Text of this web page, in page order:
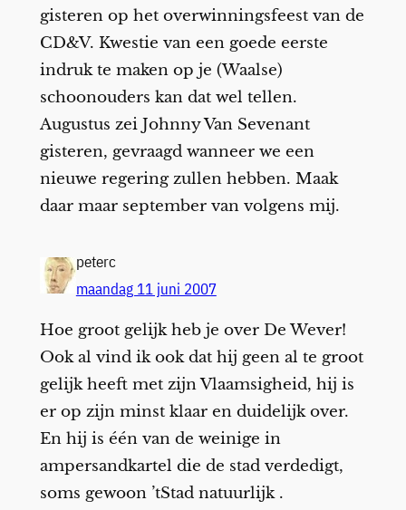
gisteren op het overwinningsfeest van de
CD&V. Kwestie van een goede eerste
indruk te maken op je (Waalse)
schoonouders kan dat wel tellen.
Augustus zei Johnny Van Sevenant
gisteren, gevraagd wanneer we een
nieuwe regering zullen hebben. Maak
daar maar september van volgens mij.
peterc
maandag 11 juni 2007
Hoe groot gelijk heb je over De Wever!
Ook al vind ik ook dat hij geen al te groot
gelijk heeft met zijn Vlaamsigheid, hij is
er op zijn minst klaar en duidelijk over.
En hij is één van de weinige in
ampersandkartel die de stad verdedigt,
soms gewoon ’tStad natuurlijk .